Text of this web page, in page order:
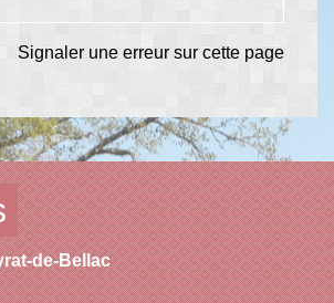
Signaler une erreur sur cette page
de-Bellac